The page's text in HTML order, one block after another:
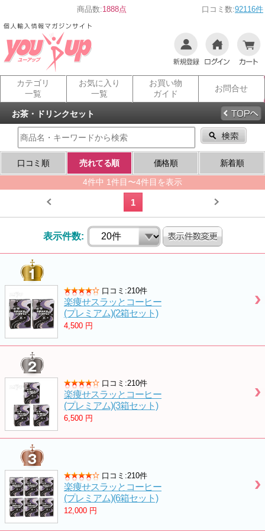
商品数:1888点 口コミ数:92116件
カテゴリ
一覧
お気に入り
一覧
お買い物
ガイド
お問合せ
お茶・ドリンクセット
口コミ順 売れてる順 価格順
新着順
4件中 1件目〜4件目を表示
1
表示件数:
口コミ:210件
楽痩せスラッとコーヒー
(プレミアム)(2箱セット)
4,500 円
口コミ:210件
楽痩せスラッとコーヒー
(プレミアム)(3箱セット)
6,500 円
口コミ:210件
楽痩せスラッとコーヒー
(プレミアム)(6箱セット)
12,000 円